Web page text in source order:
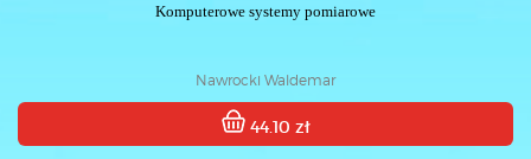
Komputerowe systemy pomiarowe
Nawrocki Waldemar
44.10 zł